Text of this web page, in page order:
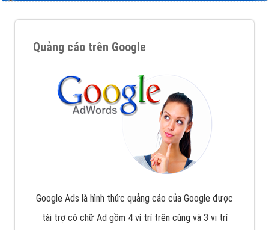
Quảng cáo trên Google
Google Ads là hình thức quảng cáo của Google được
tài trợ có chữ Ad gồm 4 ví trí trên cùng và 3 vị trí